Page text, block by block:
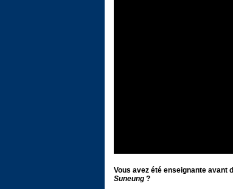
Vous avez été enseignante avant
Suneung ?